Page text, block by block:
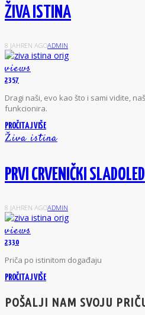
ŽIVA ISTINA
8 JAHREN AGOADMIN
views
2357
Dragi naši, evo kao što i sami vidite,
funkcionira.
PROČITAJ VIŠE
Živa istina
PRVI CRVENIČKI SLADOLED
8 JAHREN AGOADMIN
views
2330
Priča po istinitom događaju
PROČITAJ VIŠE
POŠALJI NAM SVOJU